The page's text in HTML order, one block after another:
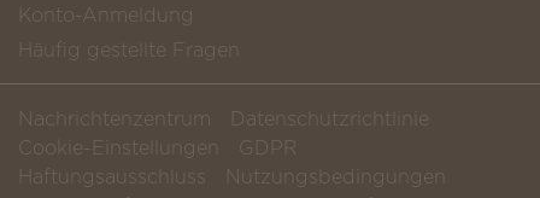
Konto-Anmeldung
Häufig gestellte Fragen
Nachrichtenzentrum
Datenschutzrichtlinie
Cookie-Einstellungen
GDPR
Haftungsausschluss
Nutzungsbedingungen